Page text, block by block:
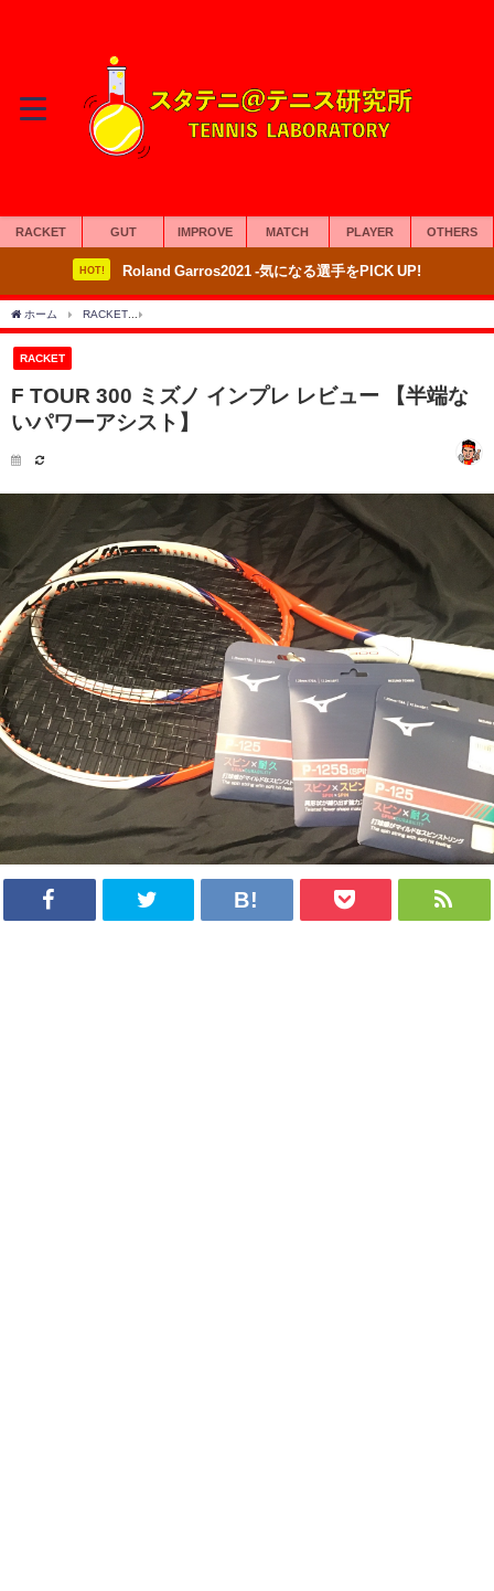
RACKET GUT IMPROVE MATCH PLAYER OTHERS
HOT! Roland Garros2021 -気になる選手をPICK UP!
ホーム RACKET
RACKET
F TOUR 300 ミズノ インプレ レビュー 【半端な
いパワーアシスト】